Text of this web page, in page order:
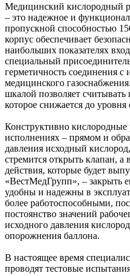
Медицинский кислородный
– это надежное и
пропускной способностью
корпус обеспечивает
наибольших показателях
специальный
герметичность соединения
медицинского
шкалой позволяет считывать
которое снижается до уровня
Конструктивно кислородные
исполнениях – прямом и
давления исходный
стремится открыть клапан, а
действия, которые будет
«ВестМедГрупп», – закрыть
удобны и надежны в
более работоспособными,
постоянство значений
исходного давления
опорожнения баллона.
В настоящее время
проводят тестовые